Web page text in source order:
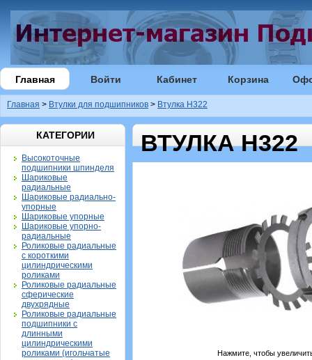
Главная Войти Кабинет Корзина
Главная > Втулки для подшипников > Втулка H322
КАТЕГОРИИ
Высокоточные
подшипники шпинделя
Шариковые
радиальные
Шариковые радиально-
упорные
Шариковые упорные
Шариковые упорно-
радиальные
Роликовые радиальные
с короткими
цилиндрическими
роликами
Роликовые радиальные
сферические
двухрядные
Роликовые радиальные
подшипники с
длинными
цилиндрическими
роликами (игольчатые
ВТУЛКА H322
Нажмите, чтобы